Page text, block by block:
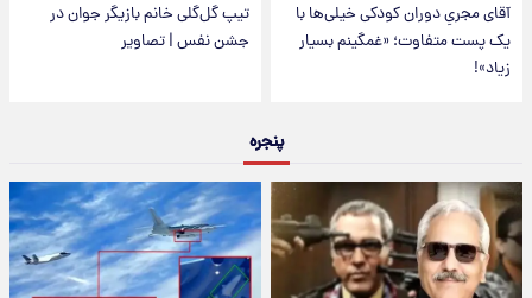
آقای مجریِ دوران کودکی خیلی‌ها با
یک پست متفاوت؛ «غمگینم بسیار
زیاد»!
تیپ گل‌گلی خانم بازیگر جوان در
جشن نفس | تصاویر
پنجره